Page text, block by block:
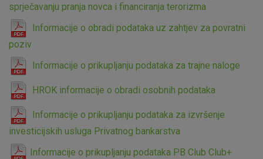
sprječavanju pranja novca i financiranja terorizma
Informacije o obradi podataka uz zahtjev za povratni
poziv
Informacije o prikupljanju podataka za trajne naloge
HROK informacije o obradi osobnih podataka
Informacije o prikupljanju podataka za izvršenje
investicijskih usluga Privatnog bankarstva
Informacije o prikupljanju podataka PB Club Club+
Nužni (tehnički) kolačići - uvijek aktivni
Ovi kolačići nužni su za funkcioniranje internetske stranice i
ne mogu se isključiti u našim sustavima. Uobičajeno se
postavljaju kao odgovor na vaše radnje koje uključuju zahtjev
za uslugama, kao što su postavke kolačića. Svoj preglednik
možete postaviti da blokira te kolačiće ili pošalje upozorenje
o njima, ali u tom slučaju neki dijelovi stranice neće raditi. Ti
kolačići ne pohranjuju nikakve informacije koje bi vas mogle
identificirati.
Detaljnije informacije o kolačićima